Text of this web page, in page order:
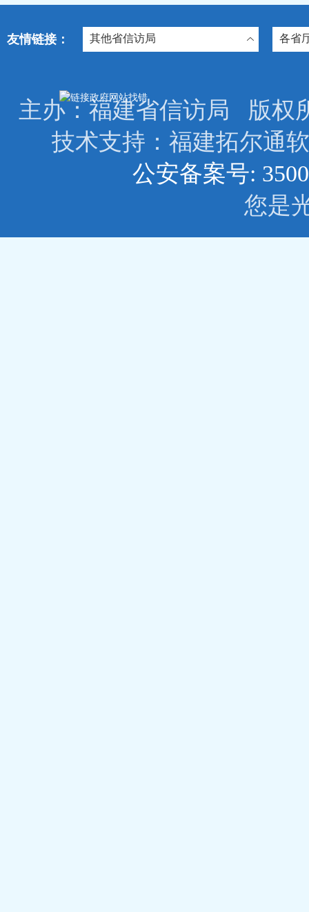
友情链接： 其他省信访局 各省
主办：福建省信访局 版权
技术支持：福建拓尔
公安备案号:
您是